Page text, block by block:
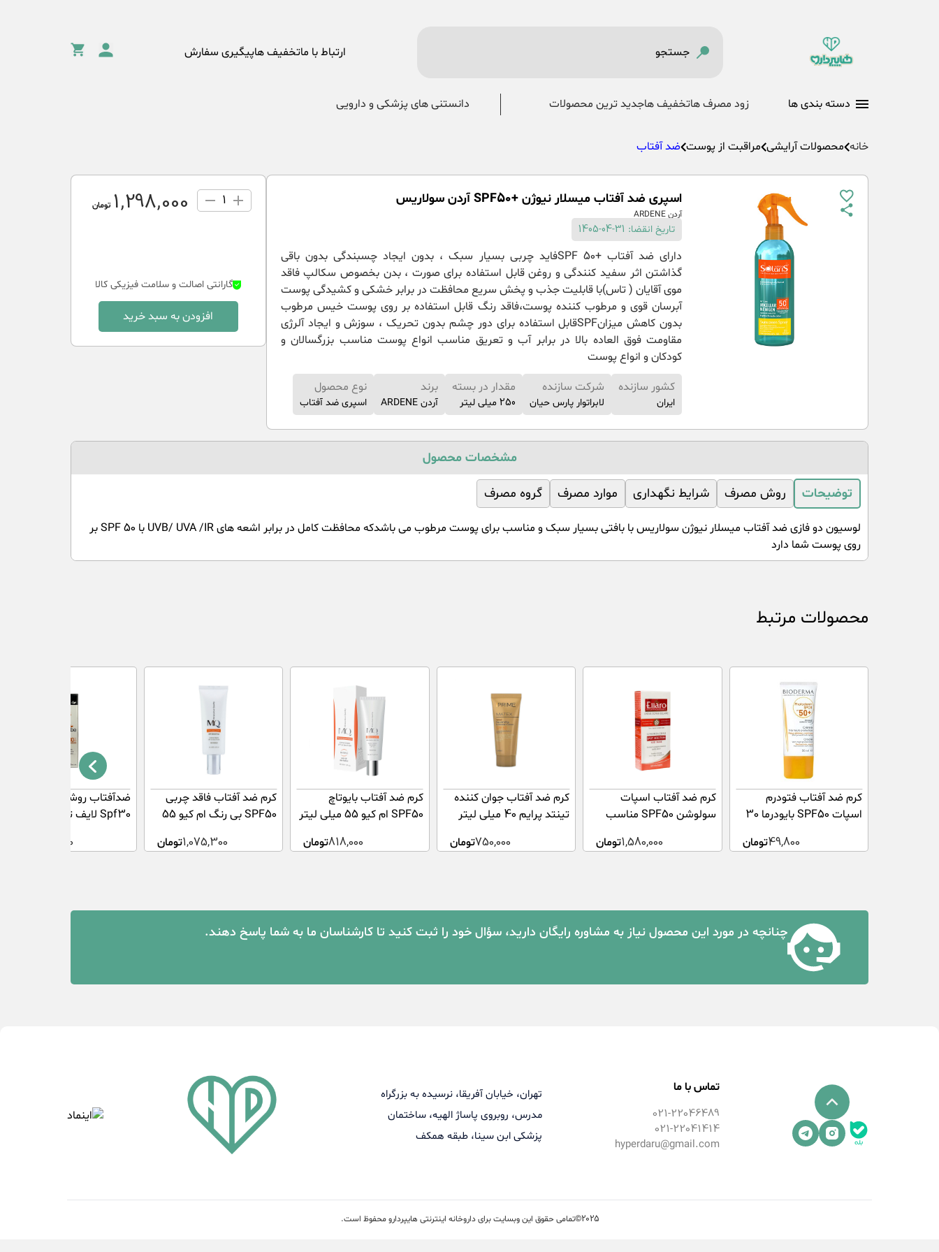
ارتباط با ماتخفیف هاپیگیری سفارش
دسته بندی ها زود مصرف هاتخفیف هاجدید ترین محصولات دانستنی های پزشکی و دارویی
خانه محصولات آرایشی مراقبت از پوست ضد آفتاب
اسپری ضد آفتاب میسلار نیوژن +SPF50 آردن سولاریس
آردن ARDENE
تاریخ انقضا: 31-04-1405
دارای ضد آفتاب +SPF 50فاید چربی بسیار سبک ، بدون ایجاد چسبندگی بدون باقی
گذاشتن اثر سفید کنندگی و روغن قابل استفاده برای صورت ، بدن بخصوص سکالپ فاقد
موی آقایان ( تاس)با قابلیت جذب و پخش سریع محافظت در برابر خشکی و کشیدگی پوست
آبرسان قوی و مرطوب کننده پوست،فاقد رنگ قابل استفاده بر روی پوست خیس مرطوب
بدون کاهش میزانSPFقابل استفاده برای دور چشم بدون تحریک ، سوزش و ایجاد آلرژی
مقاومت فوق العاده بالا در برابر آب و تعریق مناسب انواع پوست مناسب بزرگسالان و
کودکان و انواع پوست
کشور سازنده
ایران
شرکت سازنده
لابراتوار پارس حیان
مقدار در بسته
250 میلی لیتر
برند
آردن ARDENE
نوع محصول
اسپری ضد آفتاب
1 1٬298٬000 تومان
گارانتی اصالت و سلامت فیزیکی کالا
افزودن به سبد خرید
مشخصات محصول
توضیحات روش مصرف شرایط نگهداری موارد مصرف گروه مصرف
لوسیون دو فازی ضد آفتاب میسلار نیوژن سولاریس با بافتی بسیار سبک و مناسب برای پوست مرطوب می باشدکه محافظت کامل در برابر اشعه های UVB/ UVA /IR با SPF 50 بر
روی پوست شما دارد
محصولات مرتبط
کرم ضد آفتاب فتودرم
اسپات SPF50 بایودرما 30
49,800تومان
کرم ضد آفتاب اسپات
سولوشن SPF50 مناسب
لیتر
1,580,000تومان
کرم ضد آفتاب جوان کننده
تینتد پرایم 40 میلی لیتر
750,000تومان
کرم ضد آفتاب بایوتاچ
SPF50 ام کیو 55 میلی لیتر
818,000تومان
کرم ضد آفتاب فاقد چربی
SPF50 بی رنگ ام کیو 55
1,075,300تومان
ضدآفتاب روشن کننده
403,000
چنانچه در مورد این محصول نیاز به مشاوره رایگان دارید، سؤال خود را ثبت کنید تا کارشناسان ما به شما پاسخ دهند.
تماس با ما
021-22046489
021-22041414
hyperdaru@gmail.com
تهران، خیابان آفریقا، نرسیده به بزرگراه
مدرس، روبروی پاساژ الهیه، ساختمان
پزشکی ابن سینا، طبقه همکف
2025© تمامی حقوق این وبسایت برای داروخانه اینترنتی هایپردارو محفوظ است.